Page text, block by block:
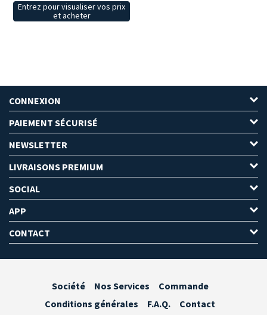
Entrez pour visualiser vos prix
et acheter
CONNEXION
PAIEMENT SÉCURISÉ
NEWSLETTER
LIVRAISONS PREMIUM
SOCIAL
APP
CONTACT
Société Nos Services
Commande
Conditions générales
F.A.Q.
Contact